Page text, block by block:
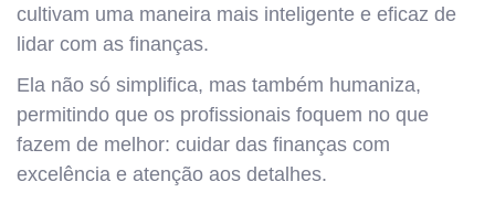
cultivam uma maneira mais inteligente e eficaz de
lidar com as finanças.
Ela não só simplifica, mas também humaniza,
permitindo que os profissionais foquem no que
fazem de melhor: cuidar das finanças com
excelência e atenção aos detalhes.